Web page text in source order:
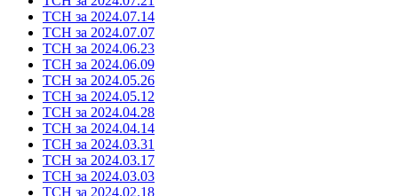
ТСН за 2024.07.14
ТСН за 2024.07.07
ТСН за 2024.06.23
ТСН за 2024.06.09
ТСН за 2024.05.26
ТСН за 2024.05.12
ТСН за 2024.04.28
ТСН за 2024.04.14
ТСН за 2024.03.31
ТСН за 2024.03.17
ТСН за 2024.03.03
ТСН за 2024.02.18